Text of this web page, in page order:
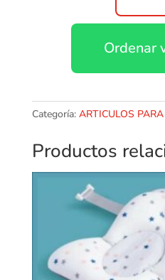
Ordenar
Categoría: ARTICULOS
Productos